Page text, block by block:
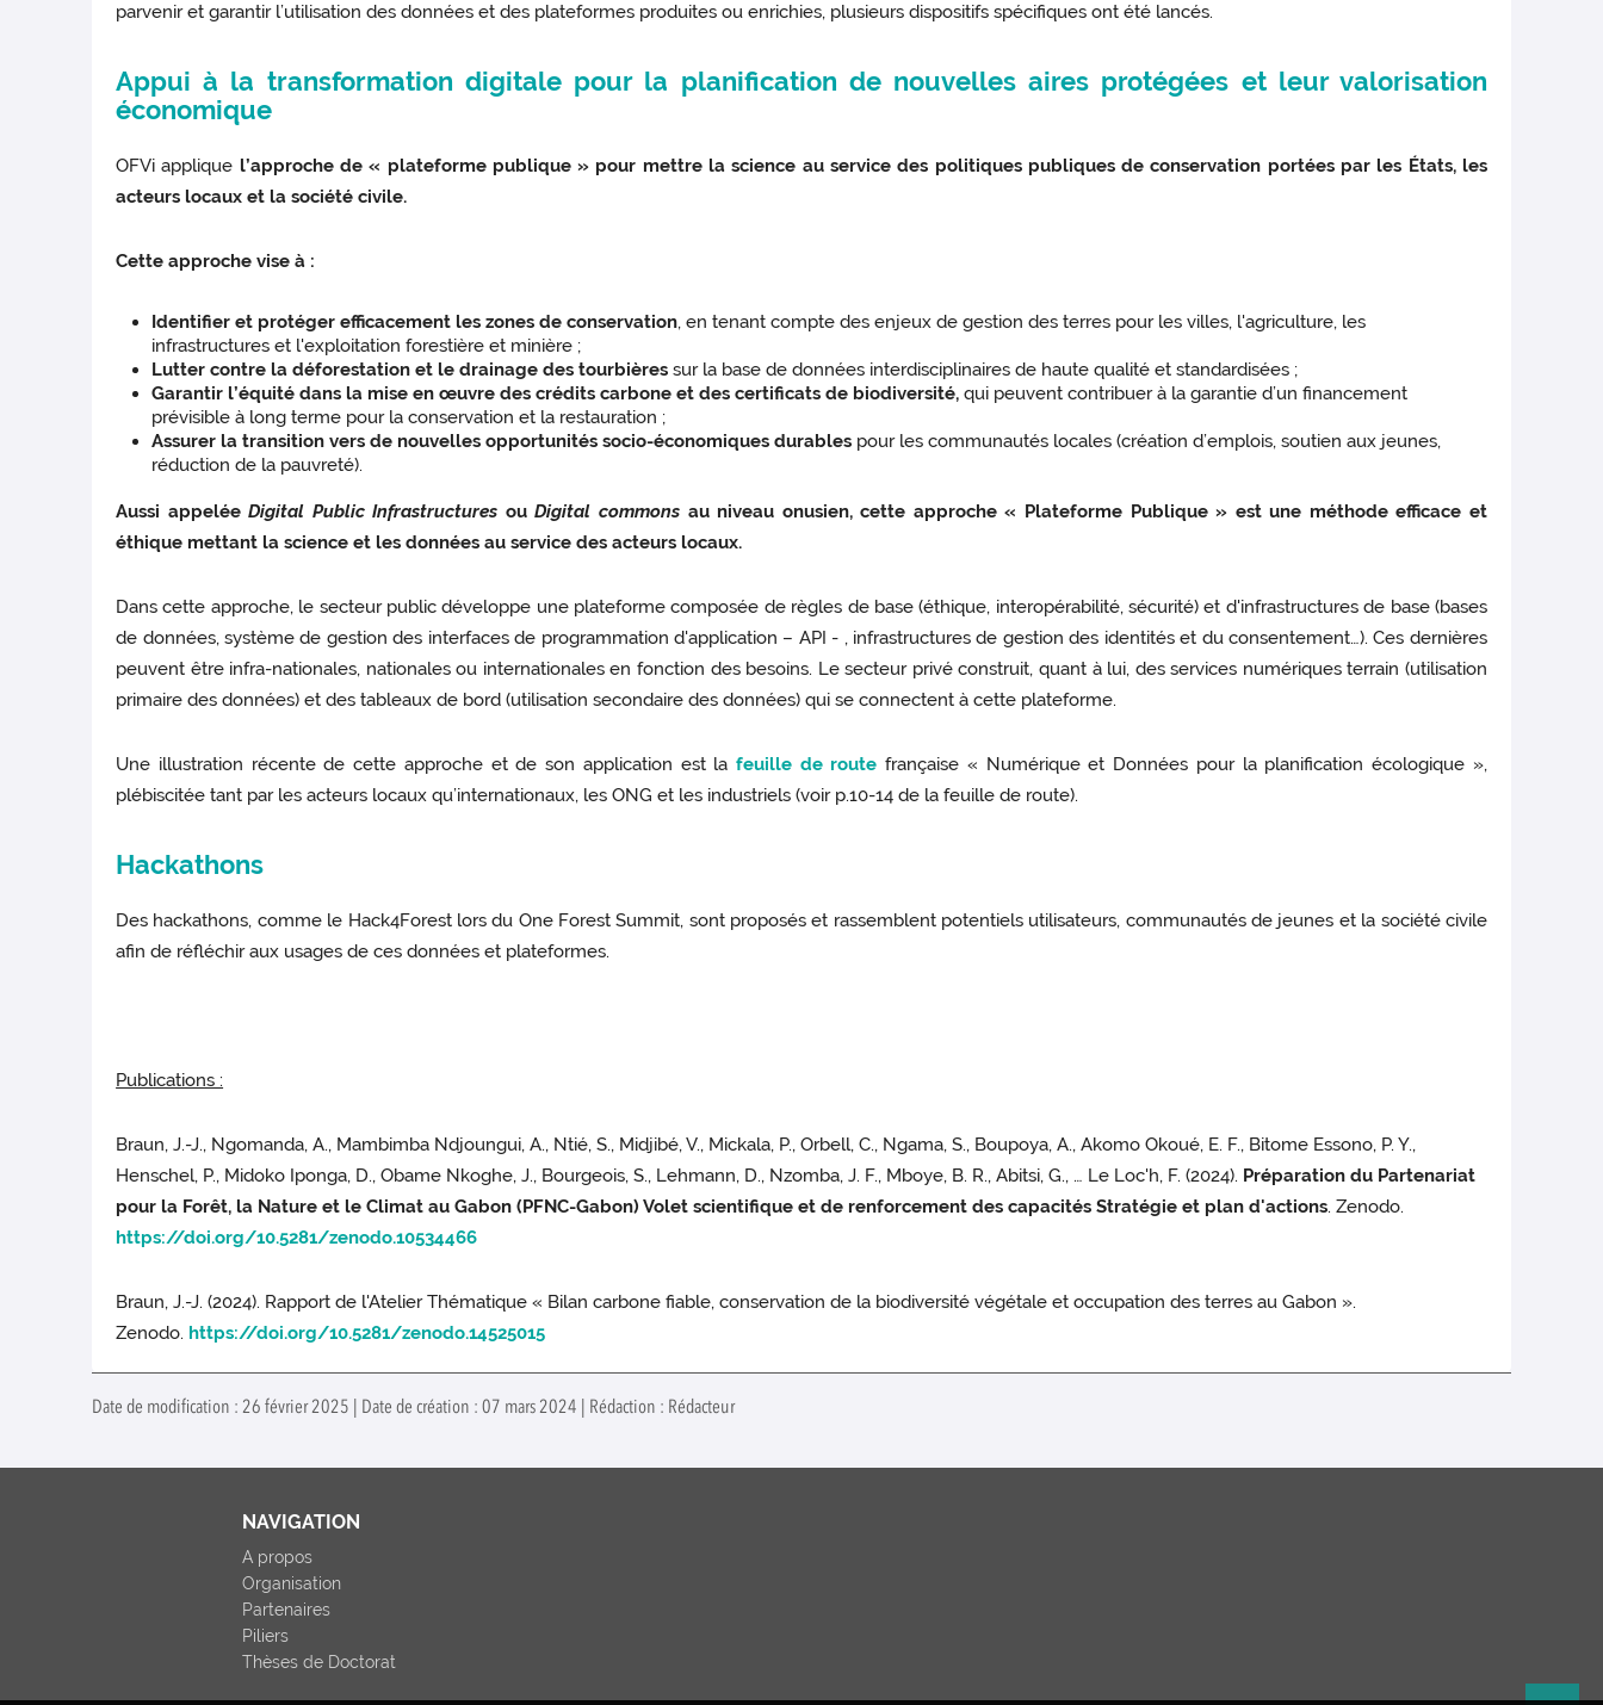
parvenir et garantir l’utilisation des données et des plateformes produites ou enrichies, plusieurs dispositifs spécifiques ont été lancés.
Appui à la transformation digitale pour la planification de nouvelles aires protégées et leur valorisation
économique
OFVi applique l’approche de « plateforme publique » pour mettre la science au service des politiques publiques de conservation portées par les États, les
acteurs locaux et la société civile.
Cette approche vise à :
Identifier et protéger efficacement les zones de conservation, en tenant compte des enjeux de gestion des terres pour les villes, l'agriculture, les
infrastructures et l'exploitation forestière et minière ;
Lutter contre la déforestation et le drainage des tourbières sur la base de données interdisciplinaires de haute qualité et standardisées ;
Garantir l’équité dans la mise en œuvre des crédits carbone et des certificats de biodiversité, qui peuvent contribuer à la garantie d’un financement
prévisible à long terme pour la conservation et la restauration ;
Assurer la transition vers de nouvelles opportunités socio-économiques durables pour les communautés locales (création d’emplois, soutien aux jeunes,
réduction de la pauvreté).
Aussi appeléeDigital Public Infrastructures ouDigital commons au niveau onusien, cette approche « Plateforme Publique » est une méthode efficace et
éthique mettant la science et les données au service des acteurs locaux.
Dans cette approche, le secteur public développe une plateforme composée de règles de base (éthique, interopérabilité, sécurité) et d'infrastructures de base (bases
de données, système de gestion des interfaces de programmation d'application – API - , infrastructures de gestion des identités et du consentement…). Ces dernières
peuvent être infra-nationales, nationales ou internationales en fonction des besoins. Le secteur privé construit, quant à lui, des services numériques terrain (utilisation
primaire des données) et des tableaux de bord (utilisation secondaire des données) qui se connectent à cette plateforme.
Une illustration récente de cette approche et de son application est la feuille de route française « Numérique et Données pour la planification écologique »,
plébiscitée tant par les acteurs locaux qu’internationaux, les ONG et les industriels (voir p.10-14 de la feuille de route).
Hackathons
Des hackathons, comme le Hack4Forest lors du One Forest Summit, sont proposés et rassemblent potentiels utilisateurs, communautés de jeunes et la société civile
afin de réfléchir aux usages de ces données et plateformes.
Publications :
Braun, J.-J., Ngomanda, A., Mambimba Ndjoungui, A., Ntié, S., Midjibé, V., Mickala, P., Orbell, C., Ngama, S., Boupoya, A., Akomo Okoué, E. F., Bitome Essono, P. Y.,
Henschel, P., Midoko Iponga, D., Obame Nkoghe, J., Bourgeois, S., Lehmann, D., Nzomba, J. F., Mboye, B. R., Abitsi, G., … Le Loc'h, F. (2024). Préparation du Partenariat
pour la Forêt, la Nature et le Climat au Gabon (PFNC-Gabon) Volet scientifique et de renforcement des capacités Stratégie et plan d'actions. Zenodo.
https://doi.org/10.5281/zenodo.10534466
Braun, J.-J. (2024). Rapport de l'Atelier Thématique « Bilan carbone fiable, conservation de la biodiversité végétale et occupation des terres au Gabon ».
Zenodo. https://doi.org/10.5281/zenodo.14525015
Date de modification : 26 février 2025 | Date de création : 07 mars 2024 | Rédaction : Rédacteur
NAVIGATION
A propos
Organisation
Partenaires
Piliers
Thèses de Doctorat